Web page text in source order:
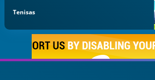
Tenisas